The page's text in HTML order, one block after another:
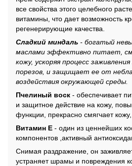
все свойства этого целебного
витамины, что дает возможность
регенерирующие качества.
Сладкий миндаль - богатый
маслами эффективно питает,
кожу, ускоряя процесс
порезов, и защищает ее от
воздействия окружающей среды.
Пчелиный воск - обеспечивает
и защитное действие на кожу,
функции, прекрасно смягчает кожу,
Витамин Е - один из ценнейших
компонентов ,активный
Снимая раздражение, он
устраняет шрамы и повреждения